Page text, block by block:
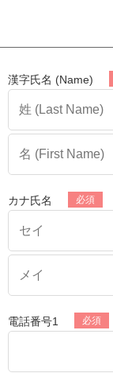
漢字氏名 (Name)
カナ氏名
電話番号1